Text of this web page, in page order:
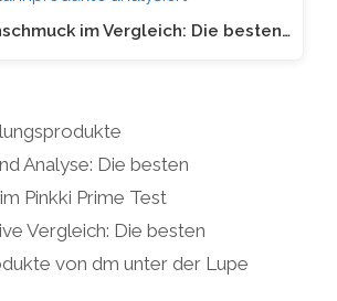
im Vergleich: Die besten…
Analyse: Die besten
Pinkki Prime Test
Vergleich: Die besten
von dm unter der Lupe